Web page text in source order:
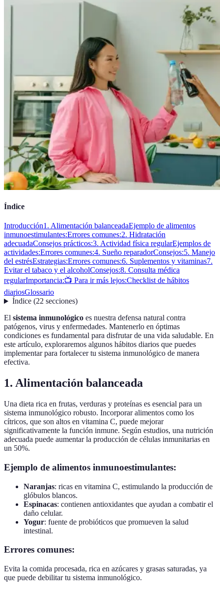
Índice
Introducción1. Alimentación balanceadaEjemplo de alimentos
inmunoestimulantes:Errores comunes:2. Hidratación
adecuadaConsejos prácticos:3. Actividad física regularEjemplos de
actividades:Errores comunes:4. Sueño reparadorConsejos:5. Manejo
del estrésEstrategias:Errores comunes:6. Suplementos y vitaminas7.
Evitar el tabaco y el alcoholConsejos:8. Consulta médica
regularImportancia:📺 Para ir más lejos:Checklist de hábitos
diariosGlossario
Índice(22 secciones)
El sistema inmunológico es nuestra defensa natural contra
patógenos, virus y enfermedades. Mantenerlo en óptimas
condiciones es fundamental para disfrutar de una vida saludable. En
este artículo, exploraremos algunos hábitos diarios que puedes
implementar para fortalecer tu sistema inmunológico de manera
efectiva.
1. Alimentación balanceada
Una dieta rica en frutas, verduras y proteínas es esencial para un
sistema inmunológico robusto. Incorporar alimentos como los
cítricos, que son altos en vitamina C, puede mejorar
significativamente la función inmune. Según estudios, una nutrición
adecuada puede aumentar la producción de células inmunitarias en
un 50%.
Ejemplo de alimentos inmunoestimulantes:
Naranjas: ricas en vitamina C, estimulando la producción de
glóbulos blancos.
Espinacas: contienen antioxidantes que ayudan a combatir el
daño celular.
Yogur: fuente de probióticos que promueven la salud
intestinal.
Errores comunes:
Evita la comida procesada, rica en azúcares y grasas saturadas, ya
que puede debilitar tu sistema inmunológico.